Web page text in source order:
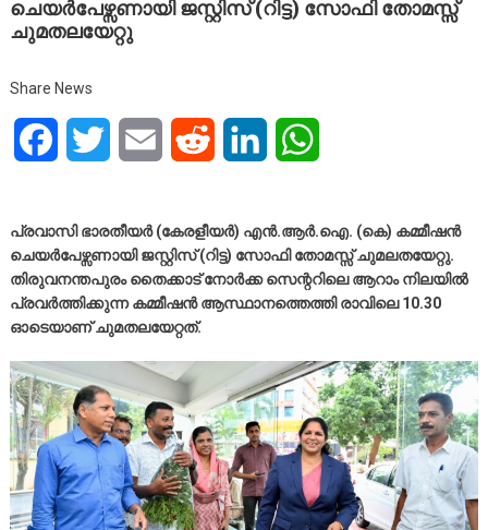
ചെയര്‍പേഴ്സണായി ജസ്റ്റിസ് (റിട്ട) സോഫി തോമസ്സ്
ചുമതലയേറ്റു
Share News
FacebookTwitter Email Reddit LinkedIn
പ്രവാസി ഭാരതീയര്‍ (കേരളീയര്‍) എന്‍.ആര്‍.ഐ. (കെ) കമ്മീഷന്‍
ചെയര്‍പേഴ്സണായി ജസ്റ്റിസ് (റിട്ട) സോഫി തോമസ്സ് ചുമലതയേറ്റു.
തിരുവനന്തപുരം തൈക്കാട് നോര്‍ക്ക സെന്ററിലെ ആറാം നിലയില്‍
പ്രവര്‍ത്തിക്കുന്ന കമ്മീഷന്‍ ആസ്ഥാനത്തെത്തി രാവിലെ 10.30
ഓടെയാണ് ചുമതലയേറ്റത്.